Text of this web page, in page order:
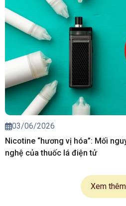
03/06/2026
Nicotine “hương vị hóa”: Mối
nghệ của thuốc lá điện tử
Xem thêm